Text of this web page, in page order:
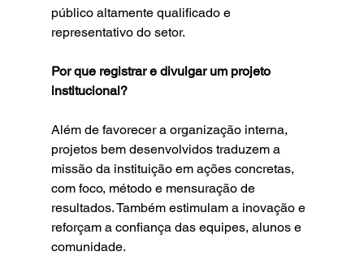
público altamente qualificado e
representativo do setor.
Por que registrar e divulgar um projeto
institucional?
Além de favorecer a organização interna,
projetos bem desenvolvidos traduzem a
missão da instituição em ações concretas,
com foco, método e mensuração de
resultados. Também estimulam a inovação e
reforçam a confiança das equipes, alunos e
comunidade.